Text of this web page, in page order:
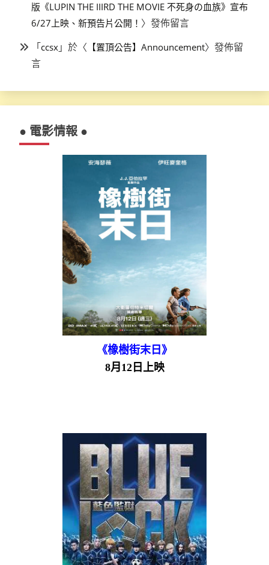
版《LUPIN THE IIIRD THE MOVIE 不死身の血族》宣布
6/27上映、新預告片公開！ 〉發佈留言
「ccsx 」於〈 【置頂公告】Announcement〉發佈留
言
● 電影情報 ●
《橡樹街末日》
8月12日上映